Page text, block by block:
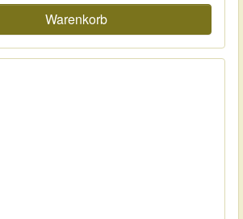
Warenkorb